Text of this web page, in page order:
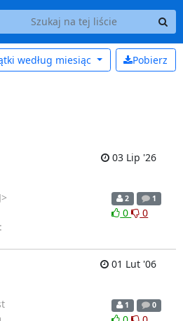
Pobierz
według miesiąc
03 Lip '26
2 1
0 0
01 Lut '06
1 0